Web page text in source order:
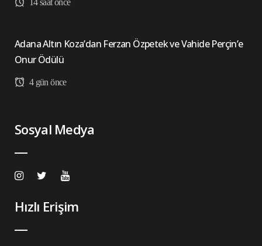
14 saat önce
Adana Altın Koza’dan Ferzan Özpetek ve Vahide Perçin’e
Onur Ödülü
4 gün önce
Sosyal Medya
Hızlı Erişim